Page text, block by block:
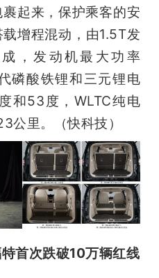
起来，保护乘客的安
增程混动，由1.5T发
，发动机最大功率
磷酸铁锂和三元锂电
和53度，WLTC纯电
公里。（快科技）
首次跌破10万辆红线